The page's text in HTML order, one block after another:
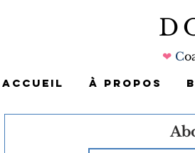
❤C
ACCUEIL À PROPOS